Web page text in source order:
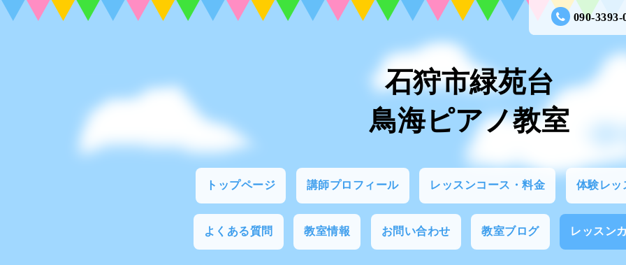
090-3393-
石狩市緑苑台
鳥海ピアノ教室
トップページ 講師プロフィール レッスンコース・料金 体験レッ
よくある質問 教室情報 お問い合わせ 教室ブログ レッスン